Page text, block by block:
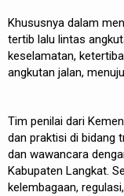
Khususnya dalam
tertib lalu lintas
keselamatan,
angkutan jalan,
Tim penilai dari
dan praktisi di bidang
dan wawancara
Kabupaten Langkat.
kelembagaan,